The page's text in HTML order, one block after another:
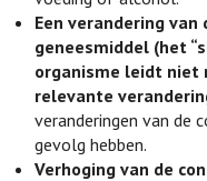
Een verandering
geneesmiddel (het
organisme leidt niet
relevante
veranderingen van de
gevolg hebben.
Verhoging van de